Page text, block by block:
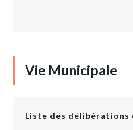
Vie Municipale
Liste des délibérations